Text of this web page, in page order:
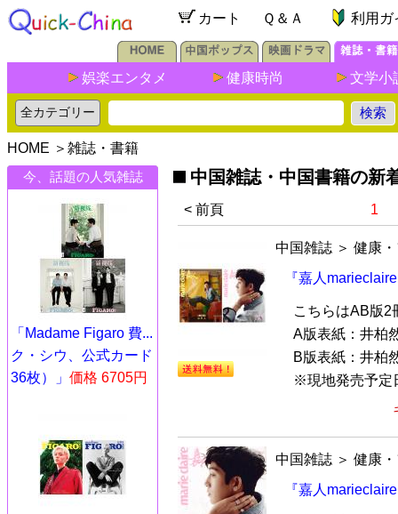
カート Ｑ＆Ａ 利用ガ
娯楽エンタメ 健康時尚 文学小
HOME ＞ 雑誌・書籍
今、話題の人気雑誌
「Madame Figaro 費...
ク・シウ、公式カード
36枚）」 価格 6705円
中国雑誌・中国書籍の新
< 前頁 1
中国雑誌 ＞ 健康
『嘉人
こちらはAB版2
A版表紙：井柏
B版表紙：井柏
※現地発売予定
中国雑誌 ＞ 健康
『嘉人